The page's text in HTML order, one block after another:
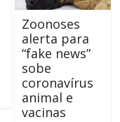
Zoonoses
alerta para
“fake news”
sobe
coronavírus
animal e
vacinas